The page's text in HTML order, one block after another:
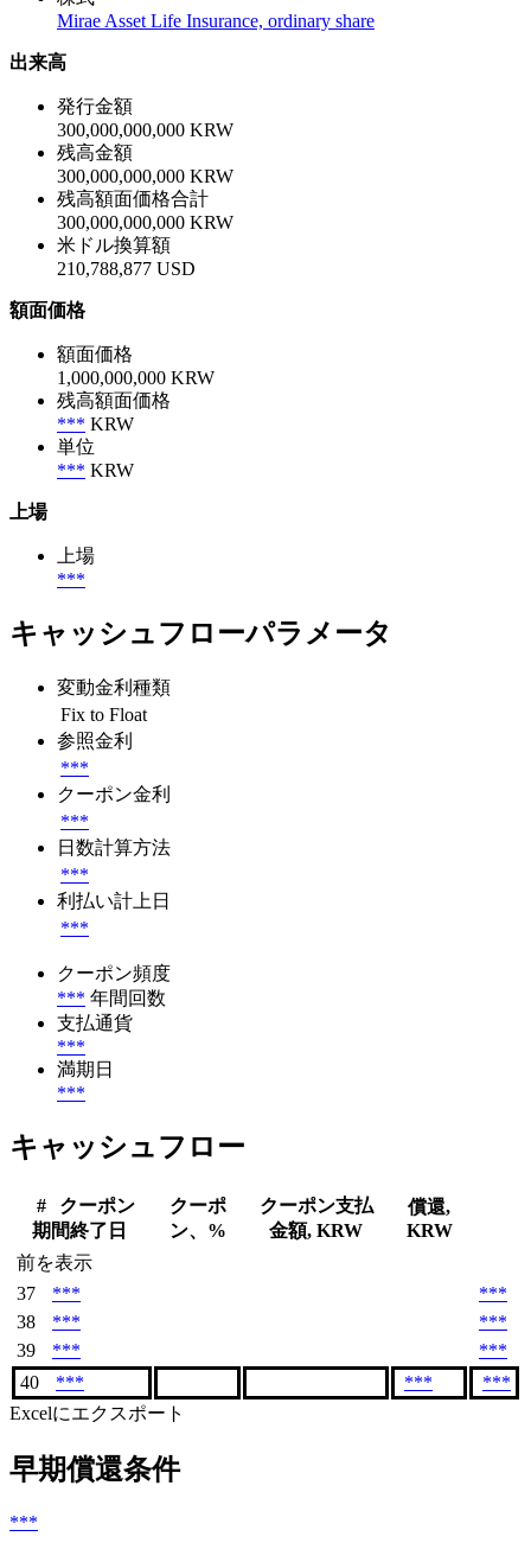
Mirae Asset Life Insurance, ordinary share
出来高
発行金額
300,000,000,000 KRW
残高金額
300,000,000,000 KRW
残高額面価格合計
300,000,000,000 KRW
米ドル換算額
210,788,877 USD
額面価格
額面価格
1,000,000,000 KRW
残高額面価格
*** KRW
単位
*** KRW
上場
上場
***
キャッシュフローパラメータ
変動金利種類
Fix to Float
参照金利
***
クーポン金利
***
日数計算方法
***
利払い計上日
***
クーポン頻度
*** 年間回数
支払通貨
***
満期日
***
キャッシュフロー
#
クーポン
期間終了日
クーポ
ン、%
クーポン支払
金額, KRW
償還,
KRW
前を表示
37
***
***
38
***
***
39
***
***
40
*** ***
***
Excelにエクスポート
早期償還条件
***